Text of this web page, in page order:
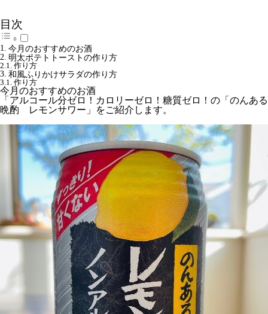
目次
今月のおすすめのお酒
明太ポテトトーストの作り方
作り方
和風ふりかけサラダの作り方
作り方
今月のおすすめのお酒
「アルコール分ゼロ！カロリーゼロ！糖質ゼロ！の「のんある
晩酌 レモンサワー」をご紹介します。